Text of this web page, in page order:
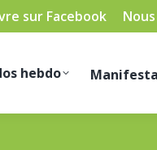
sur Facebook
hebdo